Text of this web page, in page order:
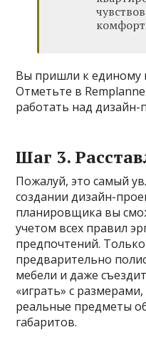
Вы пришли к единому
Отметьте в
работать над дизайн-
Шаг 3.
Пожалуй, это самый
создании дизайн-
планировщика вы
учетом всех правил
предпочтений.
предварительно
мебели и даже
«играть» с
реальные предметы
габаритов.